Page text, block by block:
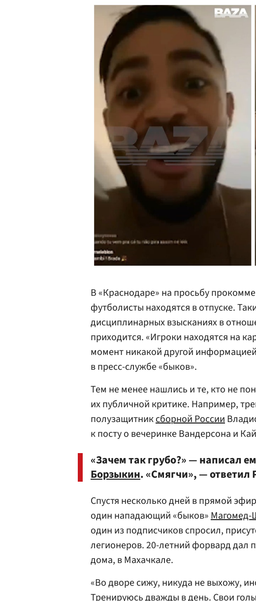
В «Краснодаре» на просьбу
футболисты находятся в отпуске.
дисциплинарных взысканиях в
приходится. «Игроки находятся на
момент никакой другой
в пресс-службе «быков».
Тем не менее нашлись и те, кто не
их публичной критике. Например,
полузащитниксборной России
к посту о вечеринке Вандерсона и
«Зачем так грубо?» — написал
Борзыкин. «Смягчи», — ответил
Спустя несколько дней в прямой
один нападающий «быков» Магомед-
один из подписчиков спросил,
легионеров. 20-летний форвард дал
дома, в Махачкале.
«Во дворе сижу, никуда не выхожу,
Тренируюсь дважды в день. Свои